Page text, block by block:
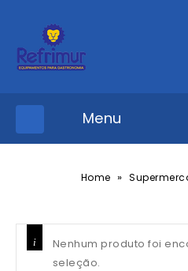
Menu
Home »
Nenhum produto foi
seleção.